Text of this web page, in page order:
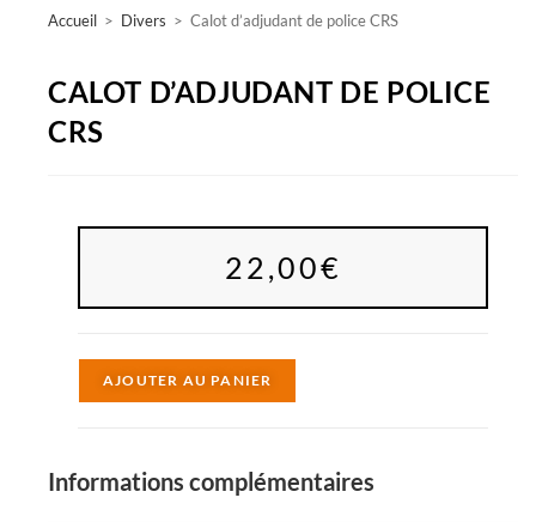
Accueil > Divers > Calot d’adjudant de police CRS
CALOT D’ADJUDANT DE POLICE
CRS
22,00€
AJOUTER AU PANIER
Informations complémentaires